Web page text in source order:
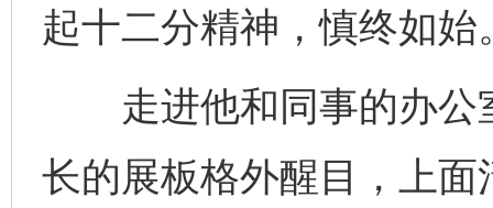
起十二分精神，慎终如始
走进他和同事的办公
长的展板格外醒目，上